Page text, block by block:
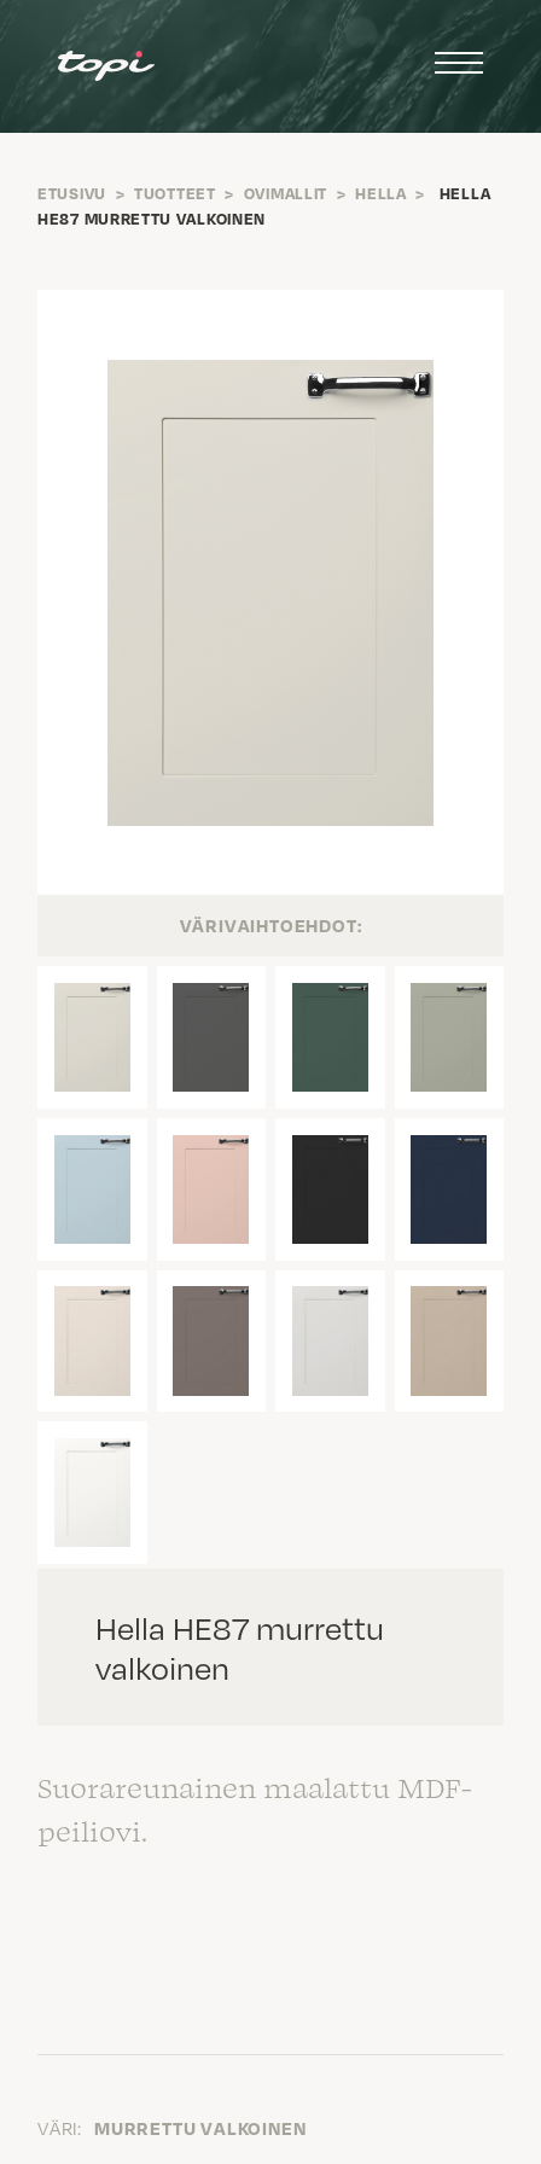
ETUSIVU > TUOTTEET > OVIMALLIT > HELLA >
HELLA
HE87 MURRETTU VALKOINEN
VÄRIVAIHTOEHDOT:
Hella HE87 murrettu
valkoinen
Suorareunainen maalattu MDF-
peiliovi.
VÄRI: MURRETTU VALKOINEN